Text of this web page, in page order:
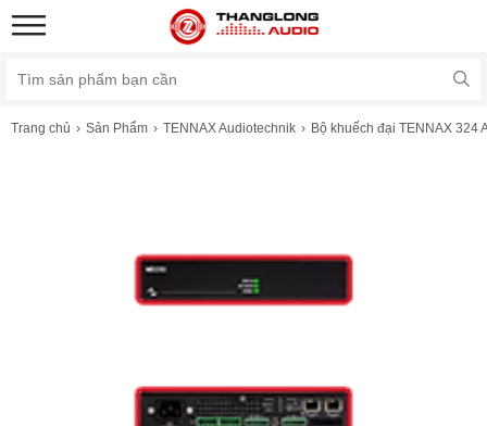
Trang chủ Sản Phẩm TENNAX Audiotechnik Bộ khuếch đại TENNAX 324